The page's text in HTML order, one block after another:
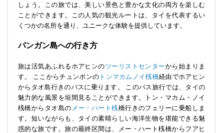
しょう。この旅では、美しい景色と豊かな文化の両方を楽しむ
ことができます。この人気の観光ルートは、タイを代表するい
くつかの名所を通り、ユニークな体験を提供しています。
パンガン島への行き方
旅は活気あふれるホアヒンのツーリストセンターから始まりま
す。 ここからチュンポンの トンマカムノイ桟橋経由でホアヒン
からタオ島行きのバスに乗ります。 このバス旅行では、タイの
魅力的な風景を垣間見ることができます。トン・マカム・ノイ
桟橋からタオ島の メー・ハート桟橋行きのフェリーに乗船しま
す。短いながらも、タイの素晴らしい海洋生物を堪能できる魅
惑的な旅です。旅の最終区間は、メー・ハート桟橋からフアヒ